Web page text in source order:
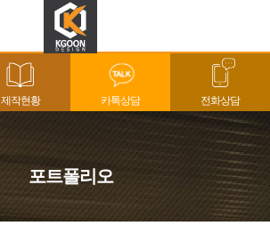
제작현황 카톡상담 전화상담
포트폴리오